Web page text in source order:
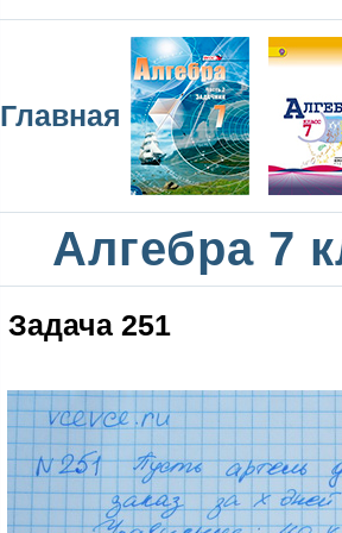
Главная
Алгебра 7
Задача 251